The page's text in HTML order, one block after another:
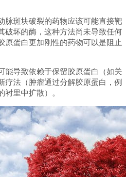
脉斑块破裂的药物应该可能直接靶
破坏的酶，这种方法尚未导致任何
原蛋白更加刚性的药物可以是阻止
能导致依赖于保留胶原蛋白（如关
疗法（肿瘤通过分解胶原蛋白，例
里中扩散）。